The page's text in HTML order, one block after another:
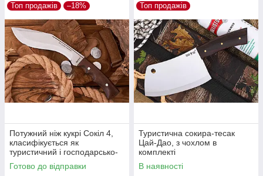
Топ продажів –18%
Потужний ніж кукрі Сокіл 4,
класифікується як
туристичний і господарсько-
побутовий інструмент, з
чохлом
Готово до відправки
Топ продажів
Туристична сокира-тесак
Цай-Дао, з чохлом в
комплекті
В наявності